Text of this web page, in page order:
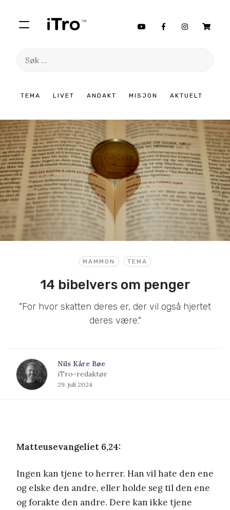
TEMA LIVET ANDAKT MISJON AKTUELT
Søk
innhold
MAMMON TEMA
14 bibelvers om penger
"For hvor skatten deres er, der vil også hjertet
deres være."
Nils Kåre Bøe
iTro-redaktør
29. juli 2024
Matteusevangeliet 6,24:
Ingen kan tjene to herrer. Han vil hate den ene
og elske den andre, eller holde seg til den ene
og forakte den andre. Dere kan ikke tjene